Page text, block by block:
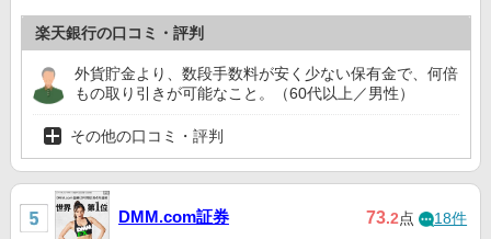
楽天銀行の口コミ・評判
外貨貯金より、数段手数料が安く少ない保有金で、何倍
もの取り引きが可能なこと。（60代以上／男性）
その他の口コミ・評判
DMM.com証券 73.2点 18件